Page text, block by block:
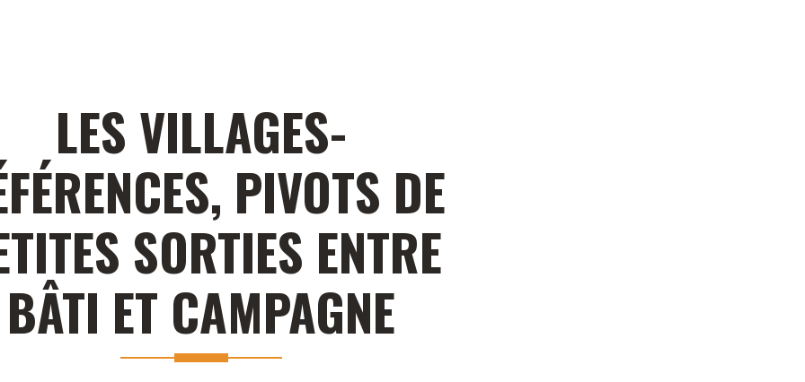
LES VILLAGES-
PIVOTS DE
SORTIES ENTRE
BÂTI ET CAMPAGNE